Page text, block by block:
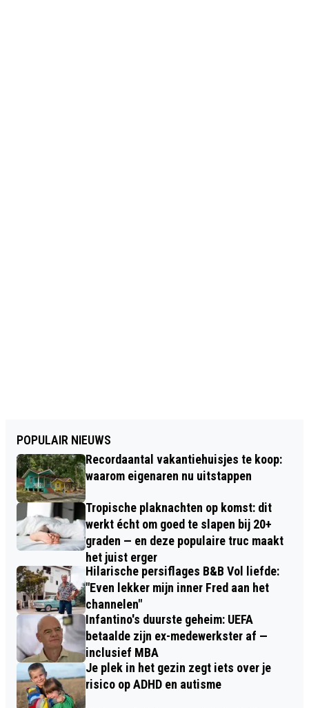
POPULAIR NIEUWS
Recordaantal vakantiehuisjes te koop:
waarom eigenaren nu uitstappen
Tropische plaknachten op komst: dit
werkt écht om goed te slapen bij 20+
graden — en deze populaire truc maakt
het juist erger
Hilarische persiflages B&B Vol liefde:
"Even lekker mijn inner Fred aan het
channelen"
Infantino's duurste geheim: UEFA
betaalde zijn ex-medewerkster af —
inclusief MBA
Je plek in het gezin zegt iets over je
risico op ADHD en autisme